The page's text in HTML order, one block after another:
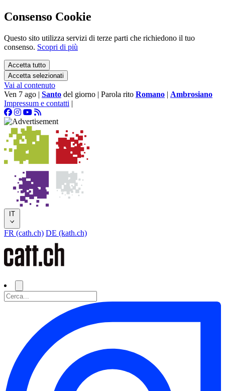
Consenso Cookie
Questo sito utilizza servizi di terze parti che richiedono il tuo
consenso. Scopri di più
Accetta tutto
Accetta selezionati
Vai al contenuto
Ven 7 ago | Santo del giorno | Parola rito Romano | Ambrosiano
Impressum e contatti |
IT
FR (cath.ch) DE (kath.ch)